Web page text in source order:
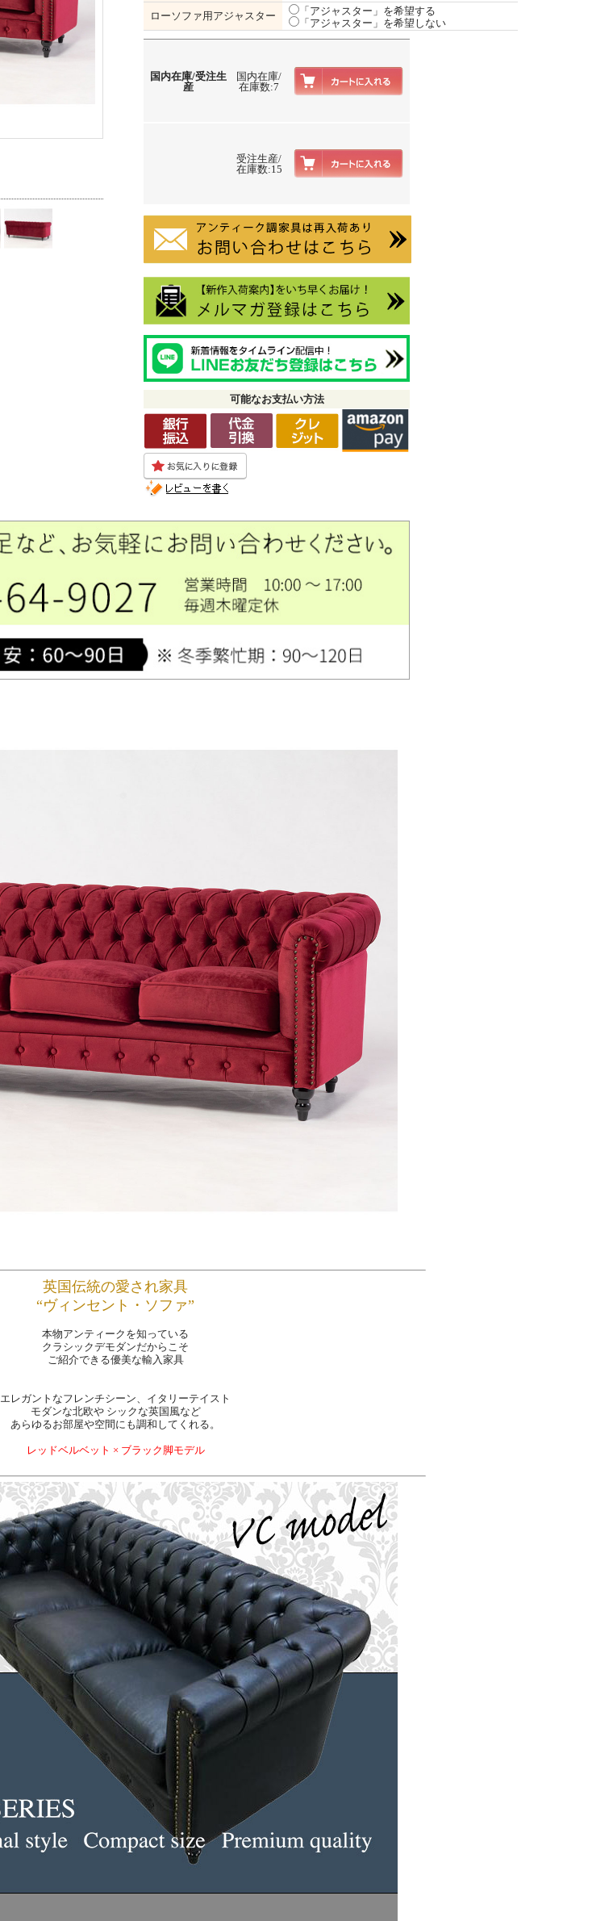
ローソファ用アジャスター
「アジャスター」を希望する
「アジャスター」を希望しない
国内在庫/受注生
産
国内在庫/
在庫数:7
受注生産/
在庫数:15
可能なお支払い方法
英国伝統の愛され家具
“ヴィンセント・ソファ”
本物アンティークを知っている
クラシックデモダンだからこそ
ご紹介できる優美な輸入家具
エレガントなフレンチシーン、イタリーテイスト
モダンな北欧や シックな英国風など
あらゆるお部屋や空間にも調和してくれる。
レッドベルベット × ブラック脚モデル